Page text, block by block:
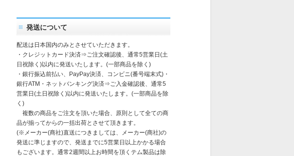
発送について
配送は日本国内のみとさせていただきます。
・クレジットカード決済⇒ご注文確認後、通常5営業日(土
日祝除く)以内に発送いたします。(一部商品を除く)
・銀行振込前払い、PayPay決済、コンビニ(番号端末式)・
銀行ATM・ネットバンキング決済⇒ご入金確認後、通常5
営業日(土日祝除く)以内に発送いたします。(一部商品を除
く)
複数の商品をご注文を頂いた場合、原則として全ての商
品が揃ってからの一括出荷とさせて頂きます。
(※メーカー(商社)直送につきましては、メーカー(商社)の
発送に準じますので、発送までに5営業日以上かかる場合
もございます。通常2週間以上お時間を頂くテム製品は除